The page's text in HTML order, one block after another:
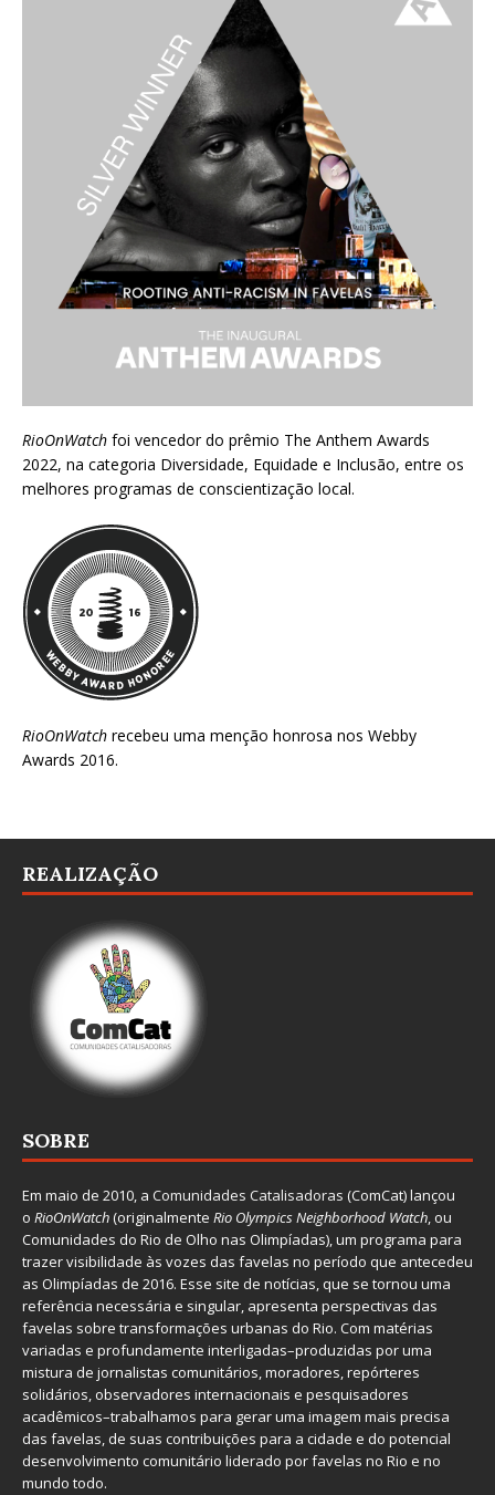
RioOnWatch foi vencedor do prêmio The Anthem Awards
2022, na categoria Diversidade, Equidade e Inclusão, entre os
melhores programas de conscientização local.
RioOnWatch recebeu uma menção honrosa nos Webby
Awards 2016.
REALIZAÇÃO
SOBRE
Em maio de 2010, a Comunidades Catalisadoras (ComCat) lançou
o RioOnWatch(originalmente Rio Olympics Neighborhood Watch, ou
Comunidades do Rio de Olho nas Olimpíadas), um programa para
trazer visibilidade às vozes das favelas no período que antecedeu
as Olimpíadas de 2016. Esse site de notícias, que se tornou uma
referência necessária e singular, apresenta perspectivas das
favelas sobre transformações urbanas do Rio. Com matérias
variadas e profundamente interligadas–produzidas por uma
mistura de jornalistas comunitários, moradores, repórteres
solidários, observadores internacionais e pesquisadores
acadêmicos–trabalhamos para gerar uma imagem mais precisa
das favelas, de suas contribuições para a cidade e do potencial
desenvolvimento comunitário liderado por favelas no Rio e no
mundo todo.